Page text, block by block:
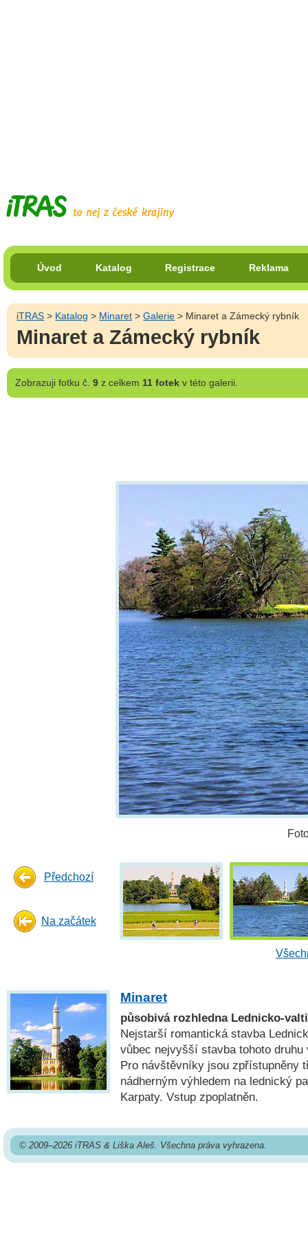
Úvod Katalog Registrace Reklama
iTRAS > Katalog > Minaret >Galerie > Minaret a Zámecký rybník
Minaret a Zámecký rybník
Zobrazujifotku č. 9z celkem 11 fotekv této galerii.
Předchozí
Na začátek
Minaret
působivá rozhledna Lednicko-
Nejstarší romantická stavba
vůbec nejvyšší stavba tohoto
Pro návštěvníky jsou zpřístupněny
nádherným výhledem na lednický
Karpaty. Vstup zpoplatněn.
© 2009–2026 iTRAS & Liška Aleš. Všechna práva vyhrazena.